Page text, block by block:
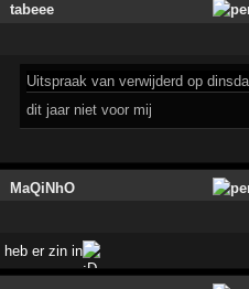
tabeee
Uitspraak van verwijderd op
dit jaar niet voor mij
MaQiNhO
heb er zin in